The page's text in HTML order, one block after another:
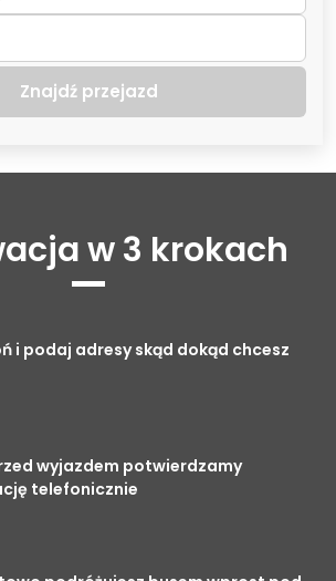
Znajdź przejazd
w 3 krokach
i podaj adresy skąd dokąd chcesz
wyjazdem potwierdzamy
telefonicznie